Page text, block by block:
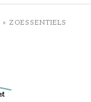
» ZOESSENTIELS